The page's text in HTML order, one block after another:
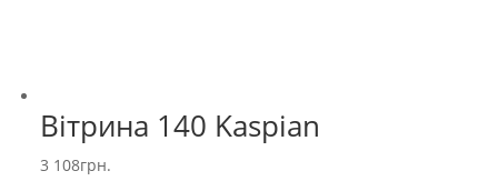
Вітрина 140 Kaspian
3 108грн.